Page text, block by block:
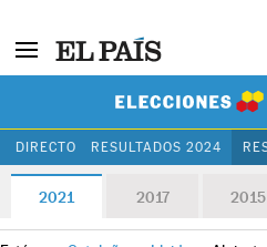
DIRECTO RESULTADOS 2024
2021 2017 2015